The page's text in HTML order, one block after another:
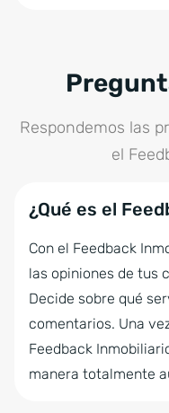
Respondemos las
el
¿Qué es el
Con el Feedback
las opiniones de tus
Decide sobre qué
comentarios. Una
Feedback
manera totalmente